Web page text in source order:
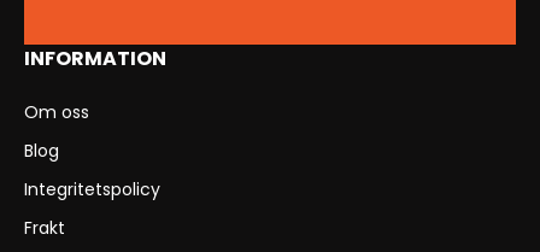
INFORMATION
Om oss
Blog
Integritetspolicy
Frakt